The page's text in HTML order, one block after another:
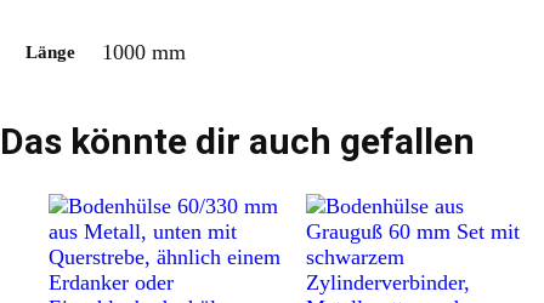
Länge 1000 mm
Das könnte dir auch gefallen